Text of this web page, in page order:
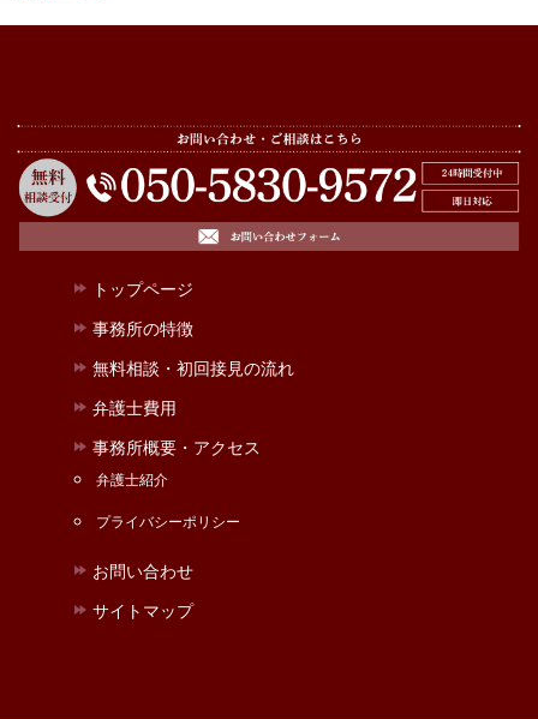
トップページ
事務所の特徴
無料相談・初回接見の流れ
弁護士費用
事務所概要・アクセス
弁護士紹介
プライバシーポリシー
お問い合わせ
サイトマップ